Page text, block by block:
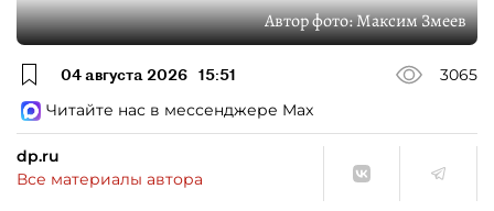
Автор фото:Максим Змеев
04 августа 2026 15:51
3065
Читайте нас в мессенджере Max
dp.ru
Все материалы автора